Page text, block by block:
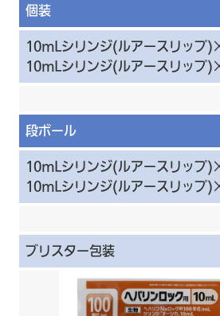
個装
10mLシリンジ(ルアースリップ
10mLシリンジ(ルアースリップ
段ボール
10mLシリンジ(ルアースリッ
10mLシリンジ(ルアースリッ
ブリスター包装